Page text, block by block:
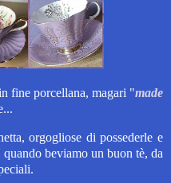
fine porcellana, magari "made
orgogliose di possederle e
beviamo un buon tè, da